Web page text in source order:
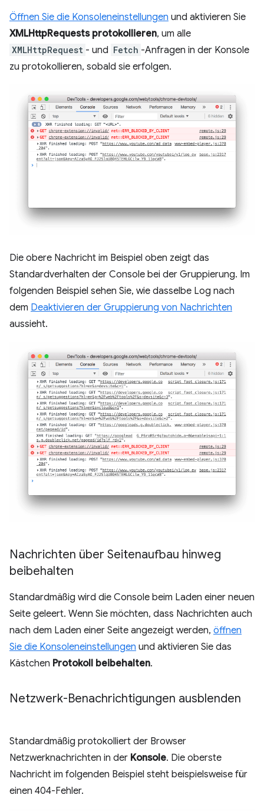
Öffnen Sie die Konsoleneinstellungen und aktivieren Sie
XMLHttpRequests protokollieren, um alle
XMLHttpRequest - und Fetch -Anfragen in der Konsole
zu protokollieren, sobald sie erfolgen.
Die obere Nachricht im Beispiel oben zeigt das
Standardverhalten der Console bei der Gruppierung. Im
folgenden Beispiel sehen Sie, wie dasselbe Log nach
dem Deaktivieren der Gruppierung von Nachrichten
aussieht.
Nachrichten über Seitenaufbau hinweg
beibehalten
Standardmäßig wird die Console beim Laden einer neuen
Seite geleert. Wenn Sie möchten, dass Nachrichten auch
nach dem Laden einer Seite angezeigt werden, öffnen
Sie die Konsoleneinstellungen und aktivieren Sie das
Kästchen Protokoll beibehalten.
Netzwerk-Benachrichtigungen ausblenden
Standardmäßig protokolliert der Browser
Netzwerknachrichten in der Konsole. Die oberste
Nachricht im folgenden Beispiel steht beispielsweise für
einen 404-Fehler.